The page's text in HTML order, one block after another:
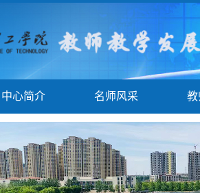
中心简介 名师风采 教